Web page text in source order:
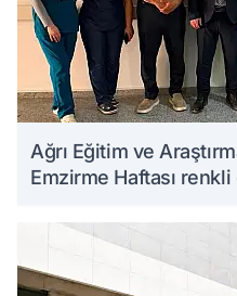
Ağrı Eğitim ve
Emzirme Haftası